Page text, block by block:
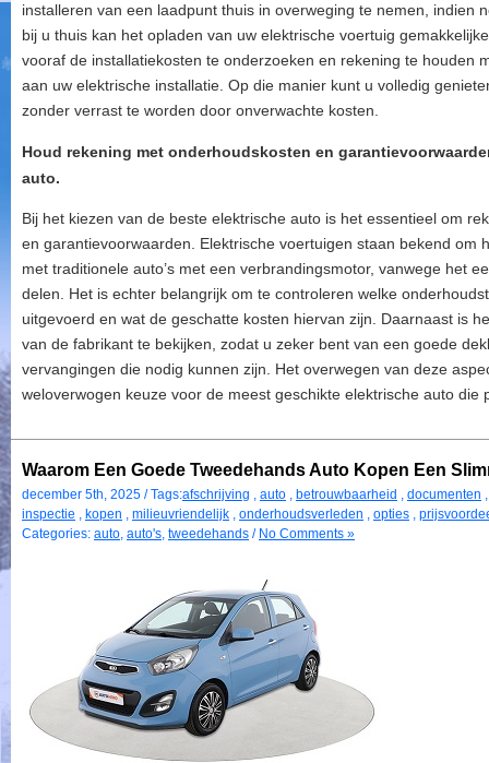
installeren van een laadpunt thuis in overweging te nemen, indien
bij u thuis kan het opladen van uw elektrische voertuig
vooraf de installatiekosten te onderzoeken en rekening te houden
aan uw elektrische installatie. Op die manier kunt u volledig
zonder verrast te worden door onverwachte kosten.
Houd rekening met onderhoudskosten en
auto.
Bij het kiezen van de beste elektrische auto is het essentieel om
en garantievoorwaarden. Elektrische voertuigen staan bekend om
met traditionele auto’s met een verbrandingsmotor, vanwege het
delen. Het is echter belangrijk om te controleren welke
uitgevoerd en wat de geschatte kosten hiervan zijn. Daarnaast is
van de fabrikant te bekijken, zodat u zeker bent van een goede
vervangingen die nodig kunnen zijn. Het overwegen van deze
weloverwogen keuze voor de meest geschikte elektrische auto die
Waarom Een Goede Tweedehands Auto Kopen Een
december 5th, 2025 / Tags:afschrijving , auto , betrouwbaarheid , documenten
inspectie , kopen , milieuvriendelijk , onderhoudsverleden , opties ,
Categories: auto, auto's, tweedehands / No Comments »